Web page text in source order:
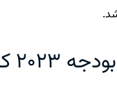
کانادا